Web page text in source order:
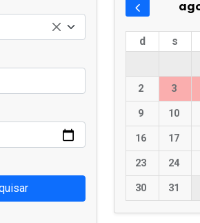
d s
2 3
9 10
16 17
23 24
30 31